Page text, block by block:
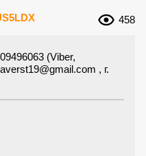
458
(Viber,
averst19@gmail.com , г.